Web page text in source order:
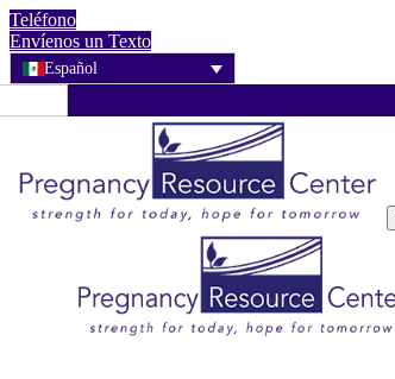
Teléfono
Envíenos un Texto
Español